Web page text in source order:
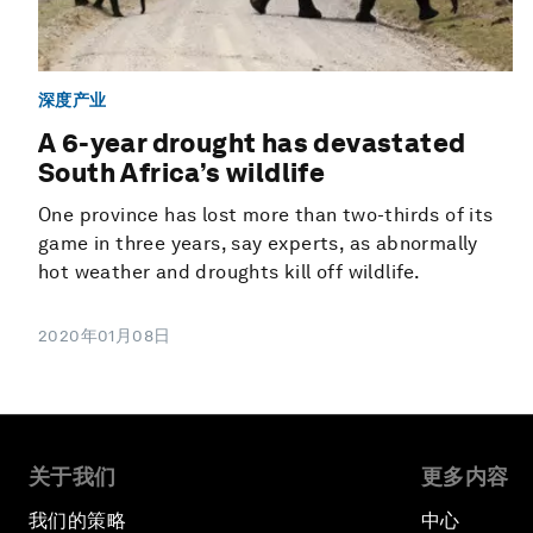
深度产业
A 6-year drought has devastated
South Africa’s wildlife
One province has lost more than two-thirds of its
game in three years, say experts, as abnormally
hot weather and droughts kill off wildlife.
2020年01月08日
关于我们
我们的策略
更多内容
中心